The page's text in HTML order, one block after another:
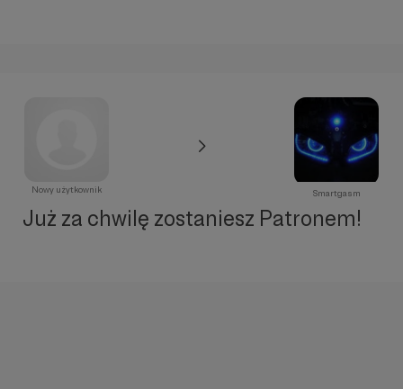
Nowy użytkownik Smartgasm
Już za chwilę zostaniesz Patronem!